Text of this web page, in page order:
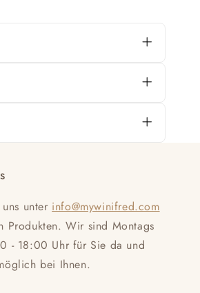
unter info@mywinifred.com
Produkten. Wir sind Montags
- 18:00 Uhr für Sie da und
bei Ihnen.